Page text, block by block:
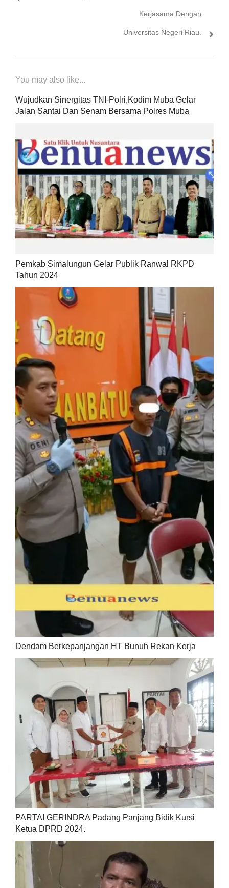
Kerjasama Dengan
Universitas Negeri Riau.
You may also like...
Wujudkan Sinergitas TNI-Polri,Kodim Muba Gelar
Jalan Santai Dan Senam Bersama Polres Muba
Pemkab Simalungun Gelar Publik Ranwal RKPD
Tahun 2024
Dendam Berkepanjangan HT Bunuh Rekan Kerja
PARTAI GERINDRA Padang Panjang Bidik Kursi
Ketua DPRD 2024.